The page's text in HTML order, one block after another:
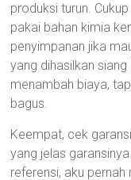
produksi turun.
pakai bahan kimia
penyimpanan jika
yang dihasilkan
menambah biaya,
bagus.
Keempat, cek
yang jelas
referensi, aku